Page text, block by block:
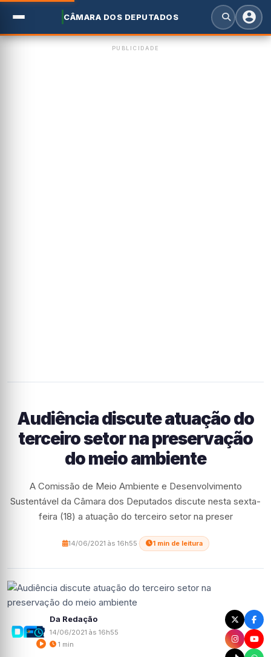
CÂMARA DOS DEPUTADOS
PUBLICIDADE
Audiência discute atuação do
terceiro setor na preservação
do meio ambiente
A Comissão de Meio Ambiente e Desenvolvimento
Sustentável da Câmara dos Deputados discute nesta sexta-
feira (18) a atuação do terceiro setor na preser
14/06/2021 às 16h55 1 min de leitura
Da Redação
14/06/2021 às 16h55
1 min